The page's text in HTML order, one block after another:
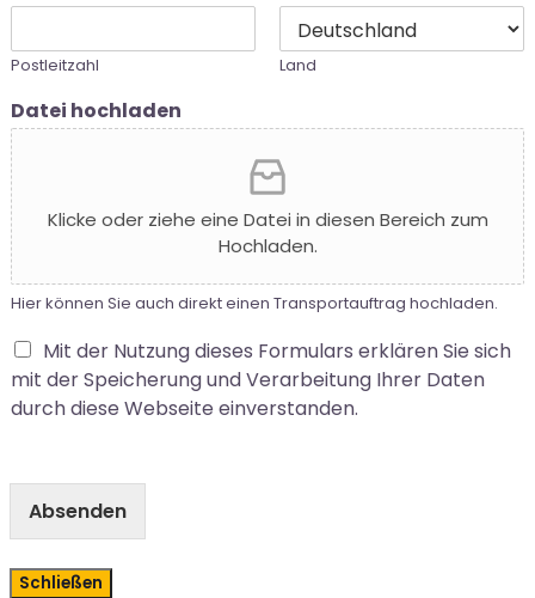
Postleitzahl Land
Datei hochladen
Klicke oder ziehe eine Datei in diesen Bereich zum
Hochladen.
Hier können Sie auch direkt einen Transportauftrag hochladen.
Mit der Nutzung dieses Formulars erklären Sie sich
mit der Speicherung und Verarbeitung Ihrer Daten
durch diese Webseite einverstanden.
Absenden
Schließen